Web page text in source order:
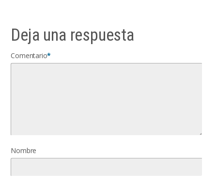
Deja una respuesta
Comentario*
Nombre